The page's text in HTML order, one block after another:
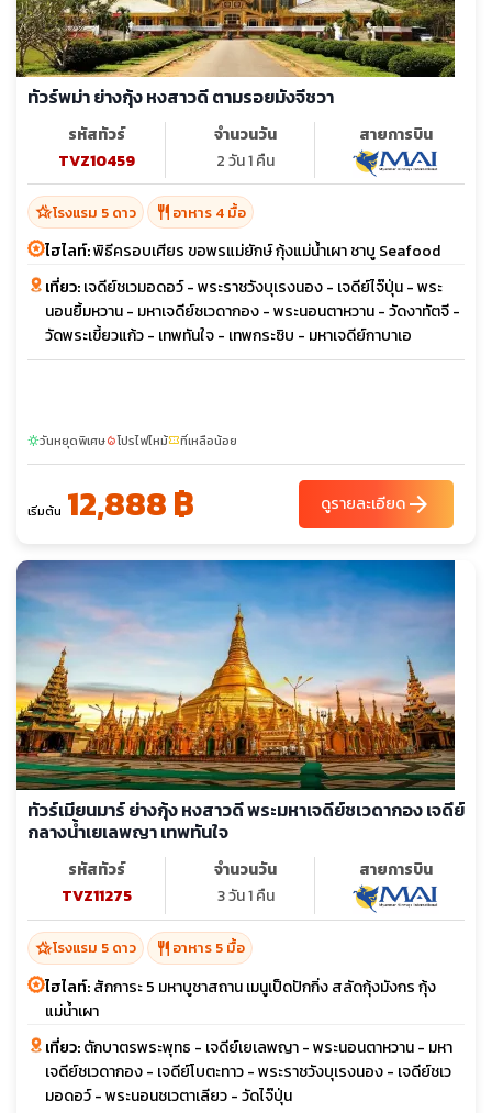
ทัวร์พม่า ย่างกุ้ง หงสาวดี ตามรอยมังจีชวา
รหัสทัวร์
TVZ10459
จำนวนวัน
2 วัน 1 คืน
สายการบิน
hotel_classโรงแรม 5 ดาว restaurant อาหาร 4 มื้อ
ไฮไลท์:พิธีครอบเศียร ขอพรแม่ยักษ์ กุ้งแม่น้ำเผา ชาบู Seafood
เที่ยว:เจดีย์ชเวมอดอว์ - พระราชวังบุเรงนอง - เจดีย์ไจ๊ปุ่น - พระ
นอนยิ้มหวาน - มหาเจดีย์ชเวดากอง - พระนอนตาหวาน - วัดงาทัตจี -
วัดพระเขี้ยวแก้ว - เทพทันใจ - เทพกระซิบ - มหาเจดีย์กาบาเอ
sunnyวันหยุดพิเศษlocal_fire_departmentโปรไฟไหม้confirmation_numberที่เหลือน้อย
เริ่มต้น 12,888 ฿ ดูรายละเอียดarrow_forward
ทัวร์เมียนมาร์ ย่างกุ้ง หงสาวดี พระมหาเจดีย์ชเวดากอง เจดีย์
กลางน้ำเยเลพญา เทพทันใจ
รหัสทัวร์
TVZ11275
จำนวนวัน
3 วัน 1 คืน
สายการบิน
hotel_classโรงแรม 5 ดาว restaurant อาหาร 5 มื้อ
ไฮไลท์:สักการะ 5 มหาบูชาสถาน เมนูเป็ดปักกิ่ง สลัดกุ้งมังกร กุ้ง
แม่น้ำเผา
เที่ยว:ตักบาตรพระพุทธ - เจดีย์เยเลพญา - พระนอนตาหวาน - มหา
เจดีย์ชเวดากอง - เจดีย์โบตะทาว - พระราชวังบุเรงนอง - เจดีย์ชเว
มอดอว์ - พระนอนชเวตาเลียว - วัดไจ๊ปุ่น